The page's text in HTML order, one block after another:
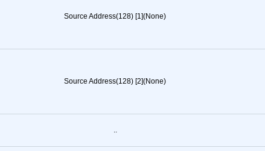
Source Address(128) [1](None)
Source Address(128) [2](None)